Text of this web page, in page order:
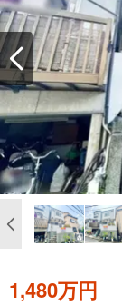
1,480万円